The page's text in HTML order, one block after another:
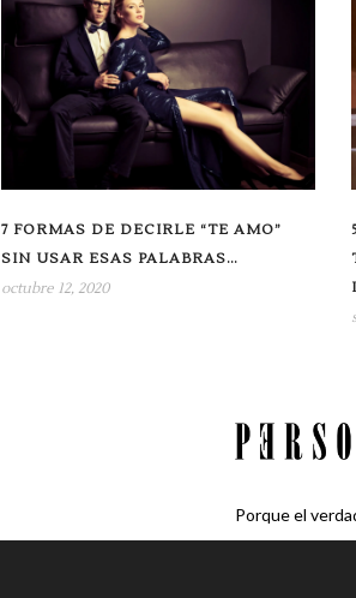
7 FORMAS DE DECIRLE “TE AMO”
SIN USAR ESAS PALABRAS…
octubre 12, 2020
Porque el